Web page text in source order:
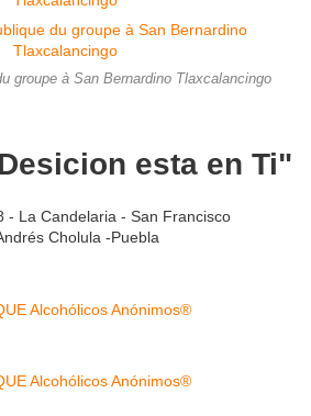
groupe à San Bernardino Tlaxcalancingo
esta en Ti"
- La Candelaria - San Francisco
Cholula -Puebla